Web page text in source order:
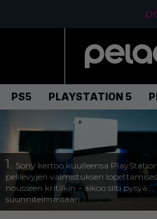
PS5 PLAYSTATION 5
1. Sony kertoo kuulleensa
pelilevyjen valmistuksen
nousseen kritiikin – aikoo silti pysyä
suunnitelmassaan